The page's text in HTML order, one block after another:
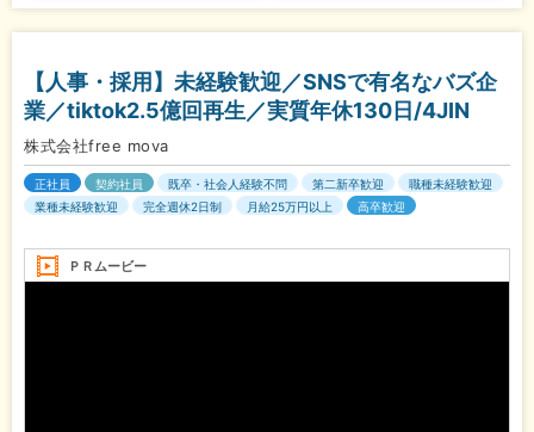
【人事・採用】未経験歓迎／SNSで有名なバズ企
業／tiktok2.5億回再生／実質年休130日/4JIN
株式会社free mova
正社員 契約社員 既卒・社会人経験不問 第二新卒歓迎
職種未経験歓迎
業種未経験歓迎
完全週休2日制 月給25万円以上 高卒歓迎
ＰＲムービー